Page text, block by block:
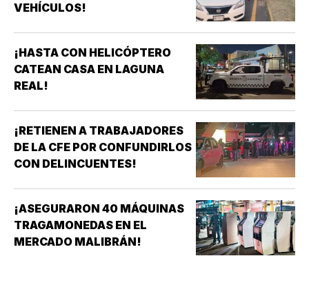
VEHÍCULOS!
¡HASTA CON HELICÓPTERO
CATEAN CASA EN LAGUNA
REAL!
¡RETIENEN A TRABAJADORES
DE LA CFE POR CONFUNDIRLOS
CON DELINCUENTES!
¡ASEGURARON 40 MÁQUINAS
TRAGAMONEDAS EN EL
MERCADO MALIBRÁN!